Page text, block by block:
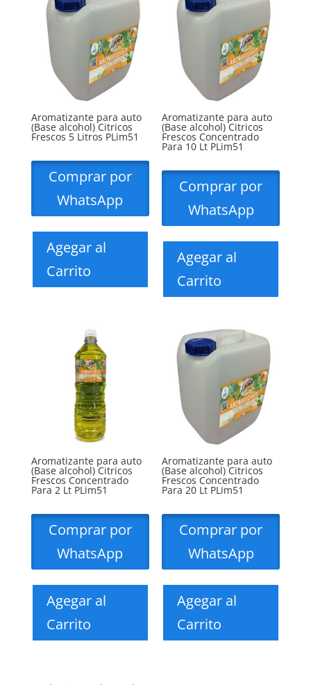
Aromatizante para auto
(Base alcohol) Citricos
Frescos 5 Litros PLim51
Comprar por
WhatsApp
Agegar al
Carrito
Aromatizante para auto
(Base alcohol) Citricos
Frescos Concentrado
Para 10 Lt PLim51
Comprar por
WhatsApp
Agegar al
Carrito
Aromatizante para auto
(Base alcohol) Citricos
Frescos Concentrado
Para 2 Lt PLim51
Comprar por
WhatsApp
Agegar al
Carrito
Aromatizante para auto
(Base alcohol) Citricos
Frescos Concentrado
Para 20 Lt PLim51
Comprar por
WhatsApp
Agegar al
Carrito